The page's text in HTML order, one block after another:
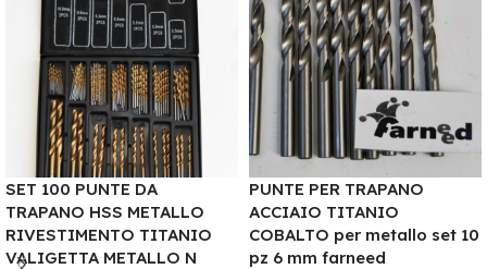
SET 100 PUNTE DA
TRAPANO HSS METALLO
RIVESTIMENTO TITANIO
VALIGETTA METALLO N
PUNTE PER TRAPANO
ACCIAIO TITANIO
COBALTO per metallo set 10
pz 6 mm farneed